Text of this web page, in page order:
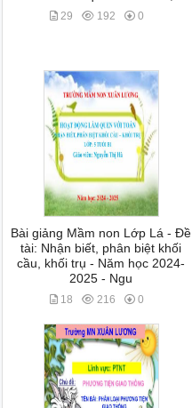
29 192 0
Bài giảng Mầm non Lớp Lá - Đề
tài: Nhận biết, phân biệt khối
cầu, khối trụ - Năm học 2024-
2025 - Ngu
18 216 0